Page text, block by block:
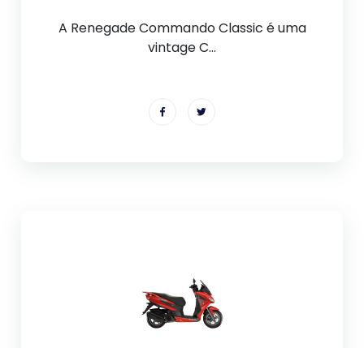
A Renegade Commando Classic é uma
vintage C...